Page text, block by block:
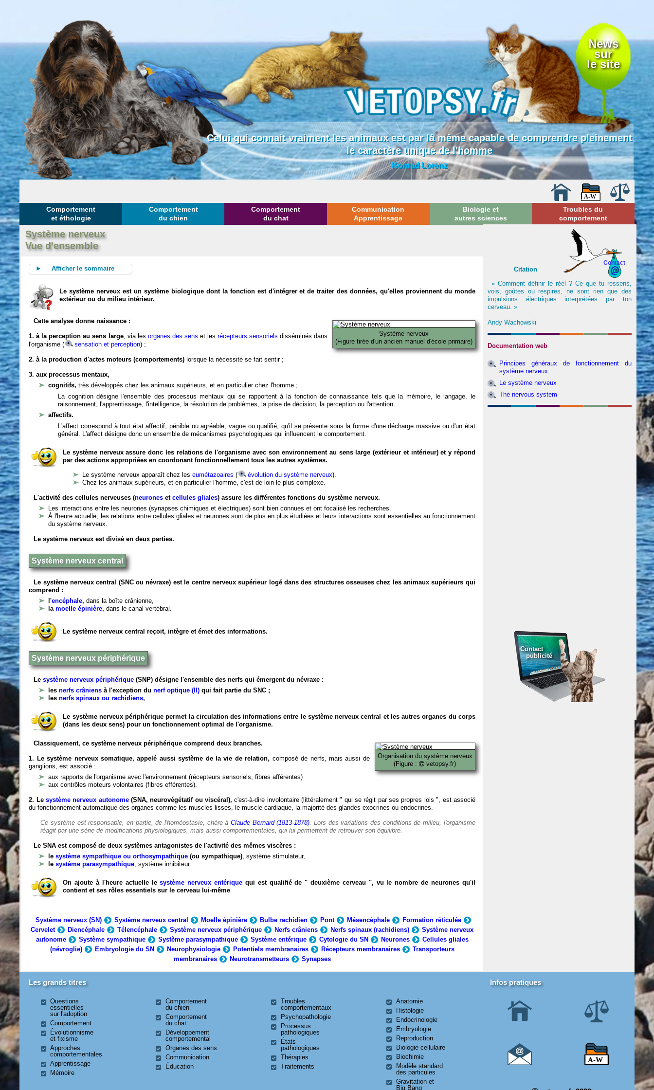
News
sur
le site
Celui qui connait vraiment les animaux est par là même capable de comprendre pleinement
le caractère unique de l'homme
Konrad Lorenz
Comportement
et éthologie
Comportement
du chien
Comportement
du chat
Communication
Apprentissage
Biologie et
autres sciences
Troubles du
comportement
Système nerveux
Vue d'ensemble
► Afficher le sommaire
Le système nerveux est un système biologique dont la fonction est d'intégrer et de traiter des données, qu'elles proviennent du monde
extérieur ou du milieu intérieur.
Système nerveux
(Figure tirée d'un ancien manuel d'école primaire)
Cette analyse donne naissance :
1. à la perception au sens large, via les organes des sens et les récepteurs sensoriels disséminés dans
l'organisme (
sensation et perception) ;
2. à la production d'actes moteurs (comportements) lorsque la nécessité se fait sentir ;
3. aux processus mentaux,
cognitifs,très développés chez les animaux supérieurs, et en particulier chez l'homme ;
La cognition désigne l'ensemble des processus mentaux qui se rapportent à la fonction de connaissance tels que la mémoire, le langage, le
raisonnement, l'apprentissage, l'intelligence, la résolution de problèmes, la prise de décision, la perception ou l'attention…
affectifs.
L'affect correspond à tout état affectif, pénible ou agréable, vague ou qualifié, qu'il se présente sous la forme d'une décharge massive ou d'un état
général. L'affect désigne donc un ensemble de mécanismes psychologiques qui influencent le comportement.
Le système nerveux assure donc les relations de l'organisme avec son environnement au sens large (extérieur et intérieur) et y répond
par des actions appropriées en coordonant fonctionnellement tous les autres systèmes.
Le système nerveux apparaît chez leseumétazoaires ( évolution du système nerveux).
Chez les animaux supérieurs, et en particulier l'homme, c'est de loin le plus complexe.
L'activité des cellules nerveuses (neurones etcellules gliales) assure les différentes fonctions du système nerveux.
Les interactions entre les neurones (synapses chimiques et électriques) sont bien connues et ont focalisé les recherches.
À l'heure actuelle, les relations entre cellules gliales et neurones sont de plus en plus étudiées et leurs interactions sont essentielles au fonctionnement
du système nerveux.
Le système nerveux est divisé en deux parties.
Système nerveux central
Le système nerveux central (SNC ou névraxe) est le centre nerveux supérieur logé dans des structures osseuses chez les animaux supérieurs qui
comprend :
l'encéphale,dans la boîte crânienne,
lamoelle épinière,dans le canal vertébral.
Le système nerveux central reçoit, intègre et émet des informations.
Système nerveux périphérique
Lesystème nerveux périphérique (SNP) désigne l'ensemble des nerfs qui émergent du névraxe :
lesnerfs crâniens à l'exception du nerf optique (II) qui fait partie du SNC ;
lesnerfs spinaux ou rachidiens,
Le système nerveux périphérique permet la circulation des informations entre le système nerveux central et les autres organes du corps
(dans les deux sens) pour un fonctionnement optimal de l'organisme.
Organisation du système nerveux
(Figure :
vetopsy.fr)
Classiquement, ce système nerveux périphérique comprend deux branches.
1. Le système nerveux somatique, appelé aussi système de la vie de relation, composé de nerfs, mais aussi de
ganglions, est associé :
aux rapports de l'organisme avec l'environnement (récepteurs sensoriels, fibres afférentes)
aux contrôles moteurs volontaires (fibres efférentes).
2. Le système nerveux autonome(SNA, neurovégétatif ou viscéral), c'est-à-dire involontaire (littéralement " qui se régit par ses propres lois ", est associé
du fonctionnement automatique des organes comme les muscles lisses, le muscle cardiaque, la majorité des glandes exocrines ou endocrines.
Ce système est responsable, en partie, de l'homéostasie, chère àClaude Bernard (1813-1878). Lors des variations des conditions de milieu, l'organisme
réagit par une série de modifications physiologiques, mais aussi comportementales, qui lui permettent de retrouver son équilibre.
Le SNA est composé de deux systèmes antagonistes de l'activité des mêmes viscères :
lesystème sympathique ou orthosympathique (ou sympathique), système stimulateur,
lesystème parasympathique, système inhibiteur.
On ajoute à l'heure actuelle lesystème nerveux entérique qui est qualifié de " deuxième cerveau ", vu le nombre de neurones qu'il
contient et ses rôles essentiels sur le cerveau lui-même
Système nerveux (SN) Système nerveux central Moelle épinière Bulbe rachidien Pont Mésencéphale
Formation réticulée
Cervelet
Diencéphale Télencéphale Système nerveux périphérique Nerfs crâniens Nerfs spinaux (rachidiens)
Système nerveux
autonome
Système sympathique Système parasympathique Système entérique Cytologie du SN Neurones
Cellules gliales
(névroglie)
Embryologie du SN Neurophysiologie Potentiels membranaires Récepteurs membranaires
Transporteurs
membranaires
Neurotransmetteurs Synapses
Contact
Citation
« Comment définir le réel ? Ce que tu ressens,
vois, goûtes ou respires, ne sont rien que des
impulsions électriques interprétées par ton
cerveau. »
Andy Wachowski
Documentation web
Principes généraux de fonctionnement du
système nerveux
Le système nerveux
The nervous system
Contact
publicité
Les grands titres
Questions
essentielles
sur l'adoption
Comportement
Évolutionnisme
et fixisme
Approches
comportementales
Apprentissage
Mémoire
Comportement
du chien
Comportement
du chat
Développement
comportemental
Organes des sens
Communication
Éducation
Troubles
comportementaux
Psychopathologie
Processus
pathologiques
États
pathologiques
Thérapies
Traitements
Anatomie
Histologie
Endocrinologie
Embryologie
Reproduction
Biologie cellulaire
Biochimie
Modèle standard
des particules
Gravitation et
Big Bang
Infos pratiques